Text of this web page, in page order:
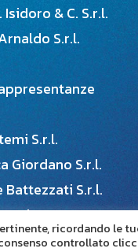
Isidoro & C. S.r.l.
S.r.l.
S.r.l.
Giordano S.r.l.
Battezzati S.r.l.
Rohre s.a.s.
Cesena S.r.l.
ricordando le
controllato